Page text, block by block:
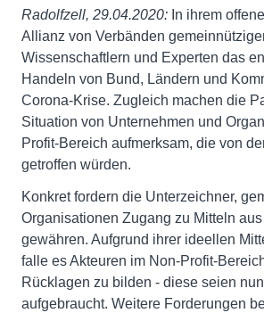
Radolfzell, 29.04.2020: In ihrem
Allianz von Verbänden
Wissenschaftlern und Experten das
Handeln von Bund, Ländern und
Corona-Krise. Zugleich machen die
Situation von Unternehmen und
Profit-Bereich aufmerksam, die von
getroffen würden.
Konkret fordern die Unterzeichner,
Organisationen Zugang zu Mitteln
gewähren. Aufgrund ihrer ideellen
falle es Akteuren im Non-Profit-
Rücklagen zu bilden - diese seien
aufgebraucht. Weitere Forderungen